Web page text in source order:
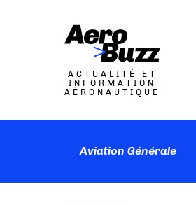
ACTUALITÉ ET
INFORMATION
AÉRONAUTIQUE
Aviation Générale